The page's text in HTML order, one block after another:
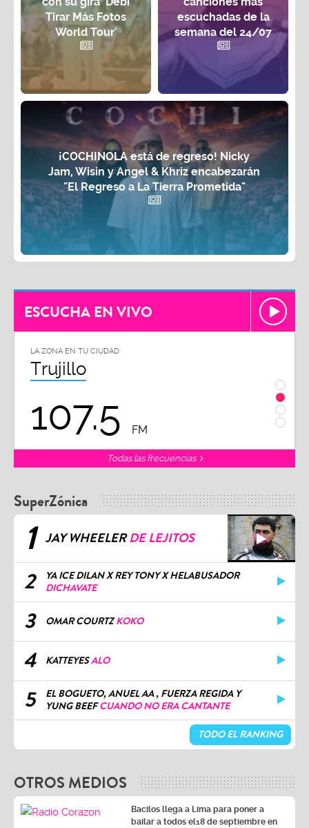
Tirar Más Fotos
World Tour'
escuchadas de la
semana del 24/07
¡COCHINOLA está de regreso! Nicky
Jam, Wisin y Angel & Khriz encabezarán
"El Regreso a La Tierra Prometida"
ESCUCHA EN VIVO
LA ZONA EN TU CIUDAD
Trujillo
107.5 FM
Todas las frecuencias
SuperZónica
1 JAY WHEELERDE LEJITOS
2
YA ICE DILAN X REY TONY X HELABUSADOR
DICHAVATE
3 OMAR COURTZKOKO
4 KATTEYESALO
5
EL BOGUETO, ANUEL AA , FUERZA REGIDA Y
YUNG BEEFCUANDO NO ERA CANTANTE
TODO EL RANKING
OTROS MEDIOS
Bacilos llega a Lima para poner a
bailar a todos el18 de septiembre en